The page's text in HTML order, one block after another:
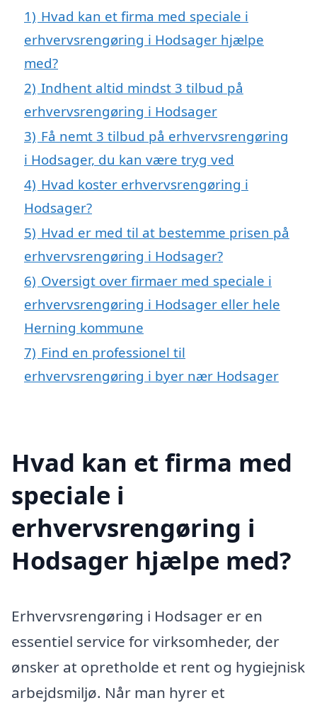
1) Hvad kan et firma med speciale i
erhvervsrengøring i Hodsager hjælpe
med?
2) Indhent altid mindst 3 tilbud på
erhvervsrengøring i Hodsager
3) Få nemt 3 tilbud på erhvervsrengøring
i Hodsager, du kan være tryg ved
4) Hvad koster erhvervsrengøring i
Hodsager?
5) Hvad er med til at bestemme prisen på
erhvervsrengøring i Hodsager?
6) Oversigt over firmaer med speciale i
erhvervsrengøring i Hodsager eller hele
Herning kommune
7) Find en professionel til
erhvervsrengøring i byer nær Hodsager
Hvad kan et firma med
speciale i
erhvervsrengøring i
Hodsager hjælpe med?
Erhvervsrengøring i Hodsager er en
essentiel service for virksomheder, der
ønsker at opretholde et rent og hygiejnisk
arbejdsmiljø. Når man hyrer et